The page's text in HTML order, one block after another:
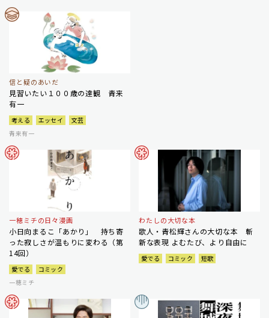
信と疑のあいだ
見習いたい１００歳の達観 青来
有一
考える エッセイ
文芸
青来有一
一穂ミチの日々漫画
小日向まるこ「あかり」 持ち寄
った寂しさが温もりに変わる（第
14回）
愛でる
コミック
一穂ミチ
わたしの大切な本
歌人・青松輝さんの大切な本 斬
新な表現 よむたび、より自由に
愛でる コミック 短歌